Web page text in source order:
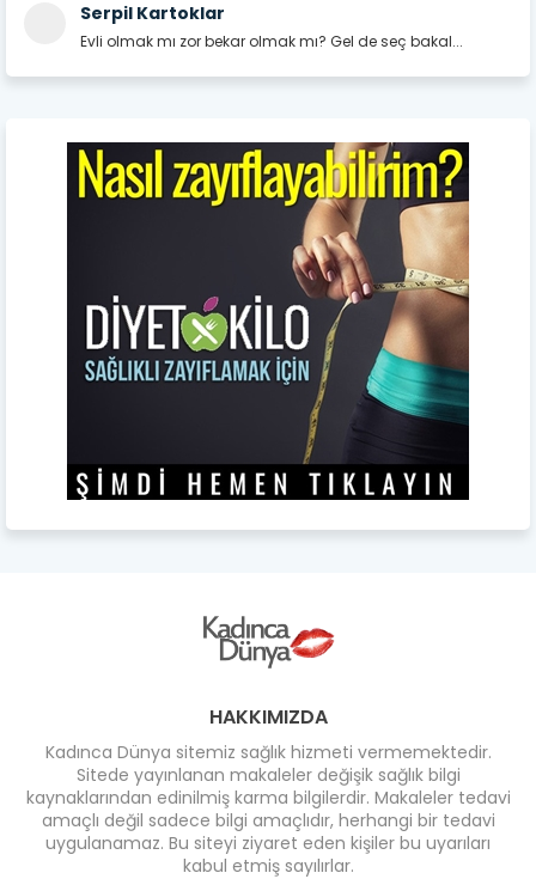
Serpil Kartoklar
Evli olmak mı zor bekar olmak mı? Gel de seç bakal...
HAKKIMIZDA
Kadınca Dünya sitemiz sağlık hizmeti vermemektedir.
Sitede yayınlanan makaleler değişik sağlık bilgi
kaynaklarından edinilmiş karma bilgilerdir. Makaleler tedavi
amaçlı değil sadece bilgi amaçlıdır, herhangi bir tedavi
uygulanamaz. Bu siteyi ziyaret eden kişiler bu uyarıları
kabul etmiş sayılırlar.